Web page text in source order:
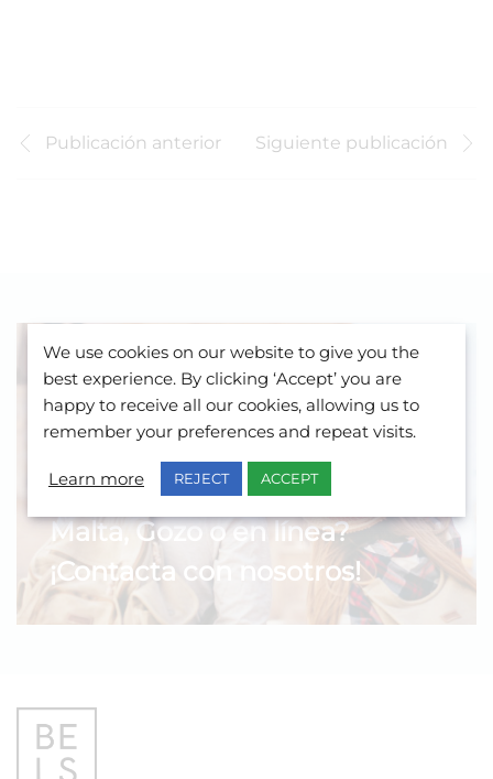
Publicación anterior Siguiente publicación
el aprendizaje de inglés en
Malta, Gozo o en línea?
¡Contacta con nosotros!
We use cookies on our website to give you the
best experience. By clicking ‘Accept’ you are
happy to receive all our cookies, allowing us to
remember your preferences and repeat visits.
Learn more REJECT ACCEPT